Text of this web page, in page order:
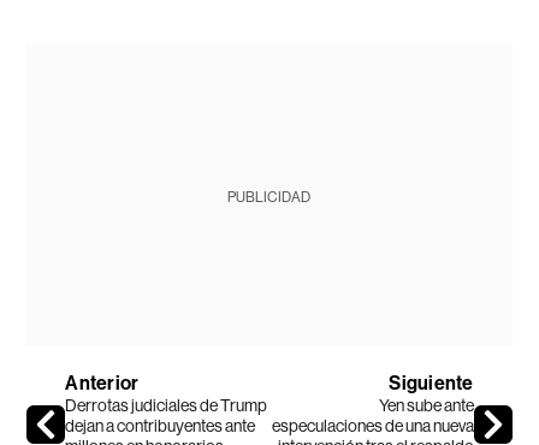
PUBLICIDAD
Anterior
Derrotas judiciales de Trump
dejan a contribuyentes ante
Siguiente
Yen sube ante
especulaciones de una nueva